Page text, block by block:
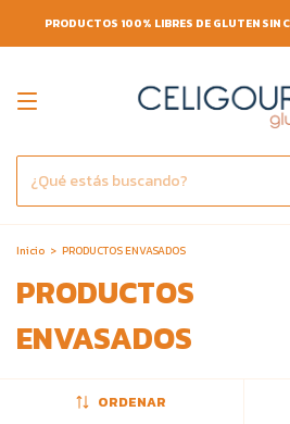
PRODUCTOS 100% LIBRES DE GLUTEN SIN
Inicio > PRODUCTOS ENVASADOS
PRODUCTOS
ENVASADOS
ORDENAR